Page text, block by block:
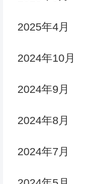
2025年4月
2024年10月
2024年9月
2024年8月
2024年7月